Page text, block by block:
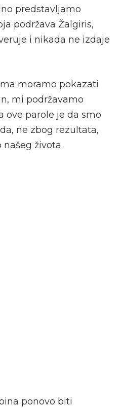
predstavljamo
podržava Žalgiris,
i nikada ne izdaje
moramo pokazati
mi podržavamo
ove parole je da smo
ne zbog rezultata,
života.
ponovo biti